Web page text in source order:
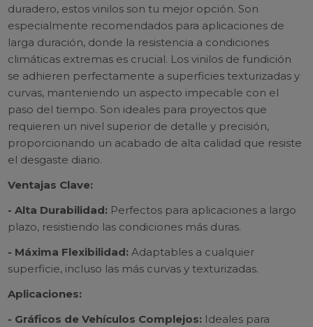
duradero, estos vinilos son tu mejor opción. Son
especialmente recomendados para aplicaciones de
larga duración, donde la resistencia a condiciones
climáticas extremas es crucial. Los vinilos de fundición
se adhieren perfectamente a superficies texturizadas y
curvas, manteniendo un aspecto impecable con el
paso del tiempo. Son ideales para proyectos que
requieren un nivel superior de detalle y precisión,
proporcionando un acabado de alta calidad que resiste
el desgaste diario.
Ventajas Clave:
- Alta Durabilidad: Perfectos para aplicaciones a largo
plazo, resistiendo las condiciones más duras.
- Máxima Flexibilidad: Adaptables a cualquier
superficie, incluso las más curvas y texturizadas.
Aplicaciones:
- Gráficos de Vehículos Complejos: Ideales para